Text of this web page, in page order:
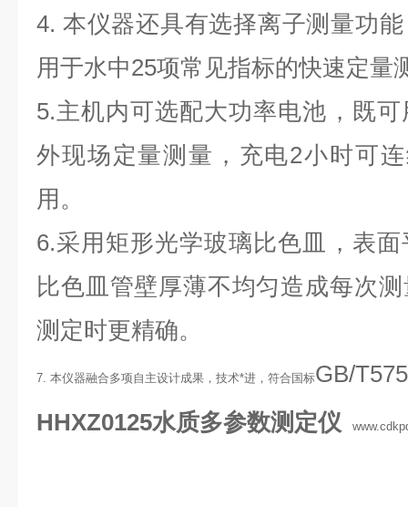
4. 本仪器还具有选择离子测量功
用于水中25项常见指标的快速定量
5.主机内可选配大功率电池，既
外现场定量测量，充电2小时可
用。
6.采用矩形光学玻璃比色皿，表
比色皿管壁厚薄不均匀造成每次
测定时更精确。
7. 本仪器融合多项自主设计成果，技术*进，符合国标GB/
HHXZ0125水质多参数测定仪